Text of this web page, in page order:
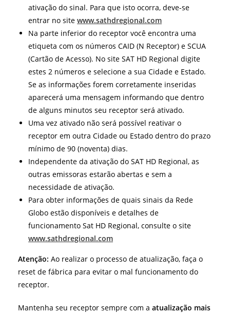
ativação do sinal. Para que isto ocorra, deve-se
entrar no site www.sathdregional.com
Na parte inferior do receptor você encontra uma
etiqueta com os números CAID (N Receptor) e SCUA
(Cartão de Acesso). No site SAT HD Regional digite
estes 2 números e selecione a sua Cidade e Estado.
Se as informações forem corretamente inseridas
aparecerá uma mensagem informando que dentro
de alguns minutos seu receptor será ativado.
Uma vez ativado não será possível reativar o
receptor em outra Cidade ou Estado dentro do prazo
mínimo de 90 (noventa) dias.
Independente da ativação do SAT HD Regional, as
outras emissoras estarão abertas e sem a
necessidade de ativação.
Para obter informações de quais sinais da Rede
Globo estão disponíveis e detalhes de
funcionamento Sat HD Regional, consulte o site
www.sathdregional.com
Atenção: Ao realizar o processo de atualização, faça o
reset de fábrica para evitar o mal funcionamento do
receptor.
Mantenha seu receptor sempre com a atualização mais